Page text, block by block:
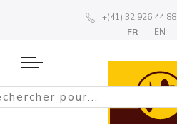
+(41) 32 926 44 88
FR
EN